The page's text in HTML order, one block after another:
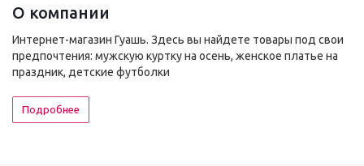
О компании
Интернет-магазин Гуашь. Здесь вы найдете товары под свои
предпочтения: мужскую куртку на осень, женское платье на
праздник, детские футболки
Подробнее